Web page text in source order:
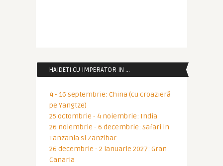
HAIDETI CU IMPERATOR IN …
4 - 16 septembrie: China (cu croazieră
pe Yangtze)
25 octombrie - 4 noiembrie: India
26 noiembrie - 6 decembrie: Safari in
Tanzania si Zanzibar
26 decembrie - 2 ianuarie 2027: Gran
Canaria